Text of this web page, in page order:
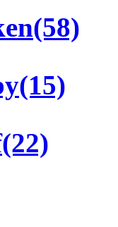
(58)
(15)
(22)